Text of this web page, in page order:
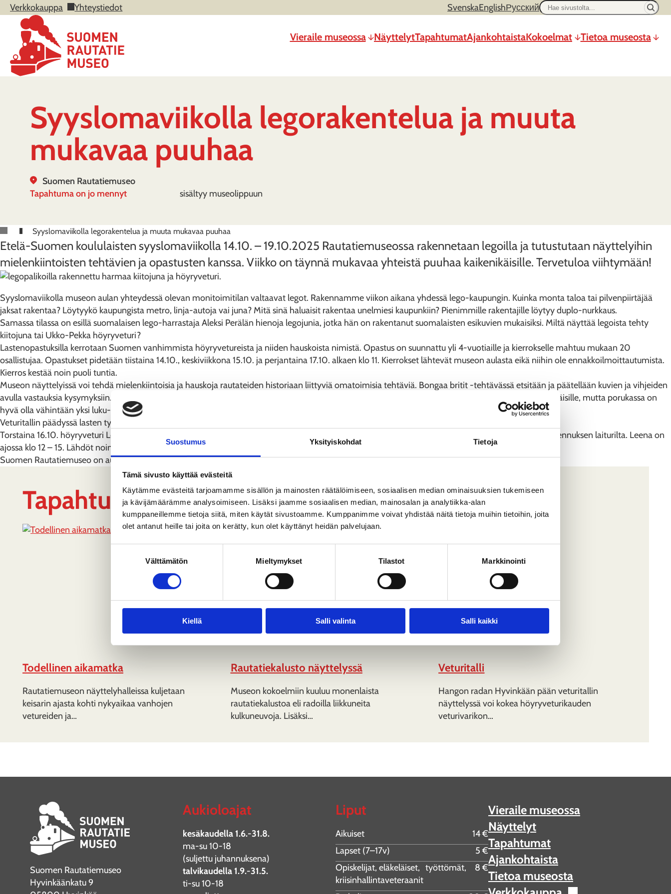
Suostumus Yksityiskohdat Tietoja
Tämä sivusto käyttää evästeitä
Käytämme evästeitä tarjoamamme sisällön ja mainosten räätälöimiseen, sosiaalisen median ominaisuuksien tukemiseen
ja kävijämäärämme analysoimiseen. Lisäksi jaamme sosiaalisen median, mainosalan ja analytiikka-alan
kumppaneillemme tietoja siitä, miten käytät sivustoamme. Kumppanimme voivat yhdistää näitä tietoja muihin tietoihin, joita
olet antanut heille tai joita on kerätty, kun olet käyttänyt heidän palvelujaan.
Välttämätön Mieltymykset Tilastot Markkinointi
Kiellä Salli valinta Salli kaikki
Verkkokauppa Yhteystiedot SvenskaEnglishРусскийHae
sivustolta
Vieraile museossa NäyttelytTapahtumatAjankohtaistaKokoelmat Tietoa museosta
Syyslomaviikolla legorakentelua ja muuta
mukavaa puuhaa
Suomen Rautatiemuseo
Tapahtuma on jo mennyt
sisältyy museolippuun
Syyslomaviikolla legorakentelua ja muuta mukavaa puuhaa
Etelä-Suomen koululaisten syyslomaviikolla 14.10. – 19.10.2025 Rautatiemuseossa rakennetaan legoilla ja tutustutaan näyttelyihin
mielenkiintoisten tehtävien ja opastusten kanssa. Viikko on täynnä mukavaa yhteistä puuhaa kaikenikäisille. Tervetuloa viihtymään!
Syyslomaviikolla museon aulan yhteydessä olevan monitoimitilan valtaavat legot. Rakennamme viikon aikana yhdessä lego-kaupungin. Kuinka monta taloa tai pilvenpiirtäjää
jaksat rakentaa? Löytyykö kaupungista metro, linja-autoja vai juna? Mitä sinä haluaisit rakentaa unelmiesi kaupunkiin? Pienimmille rakentajille löytyy duplo-nurkkaus.
Samassa tilassa on esillä suomalaisen lego-harrastaja Aleksi Perälän hienoja legojunia, jotka hän on rakentanut suomalaisten esikuvien mukaisiksi. Miltä näyttää legoista tehty
kiitojuna tai Ukko-Pekka höyryveturi?
Lastenopastuksilla kerrotaan Suomen vanhimmista höyryvetureista ja niiden hauskoista nimistä. Opastus on suunnattu yli 4-vuotiaille ja kierrokselle mahtuu mukaan 20
osallistujaa. Opastukset pidetään tiistaina 14.10., keskiviikkona 15.10. ja perjantaina 17.10. alkaen klo 11. Kierrokset lähtevät museon aulasta eikä niihin ole ennakkoilmoittautumista.
Kierros kestää noin puoli tuntia.
Museon näyttelyissä voi tehdä mielenkiintoisia ja hauskoja rautateiden historiaan liittyviä omatoimisia tehtäviä. Bongaa britit -tehtävässä etsitään ja päätellään kuvien ja vihjeiden
avulla vastauksia kysymyksiin. Bongaa kirjaimet -tehtävässä etsitään museon vetureihin piilotettuja kirjaimia. Molemmat tehtävät soveltuvat kaikenikäisille, mutta porukassa on
hyvä olla vähintään yksi luku- ja kirjoitustaitoinen.
Veturitallin päädyssä lasten työpajatilassa askarrellaan ja puuhastellaan juna-aiheiden parissa.
Torstaina 16.10. höyryveturi Leena (Vk4 nro 68) ajeluttaa matkustajia museon ratapihalla. Junan kyytiin noustaan museon puistossa olevan asemarakennuksen laiturilta. Leena on
ajossa klo 12 – 15. Lähdöt noin puolen tunnin välein. Liput: 5 €/ yli 7-vuotiaat, 0 €/alle 7-vuotiaat.
Suomen Rautatiemuseo on auki ti-su klo 10 – 18.
Tapahtumaan liittyvät näyttelyt
Todellinen aikamatka
Rautatiemuseon näyttelyhalleissa kuljetaan
keisarin ajasta kohti nykyaikaa vanhojen
vetureiden ja…
Rautatiekalusto näyttelyssä
Museon kokoelmiin kuuluu monenlaista
rautatiekalustoa eli radoilla liikkuneita
kulkuneuvoja. Lisäksi…
Veturitalli
Hangon radan Hyvinkään pään veturitallin
näyttelyssä voi kokea höyryveturikauden
veturivarikon…
Suomen Rautatiemuseo
Hyvinkäänkatu 9
Aukioloajat
kesäkaudella 1.6.-31.8.
ma-su 10-18
(suljettu juhannuksena)
talvikaudella 1.9.-31.5.
ti-su 10-18
Liput
Aikuiset
14 €
Lapset (7–17v)
5 €
Opiskelijat, eläkeläiset, työttömät,
kriisinhallintaveteraanit
8 €
Vieraile museossa
Näyttelyt
Tapahtumat
Ajankohtaista
Tietoa museosta